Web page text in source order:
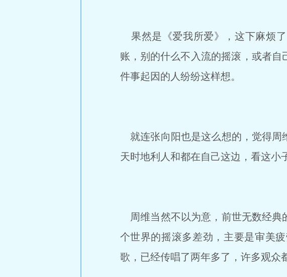
果然是《爱我所爱》，这下麻烦
账，别的什么不入流的摇滚，或者
件事起因的人纷纷这样想。
就连张向阳也是这么想的，觉得周
天时地利人和都在自己这边，看这小
周维当然不以为意，前世无数经典
个世界的摇滚多差劲，主要是审美
歌，已经传唱了两年多了，许多观众